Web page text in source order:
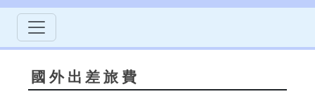
國外出差旅費